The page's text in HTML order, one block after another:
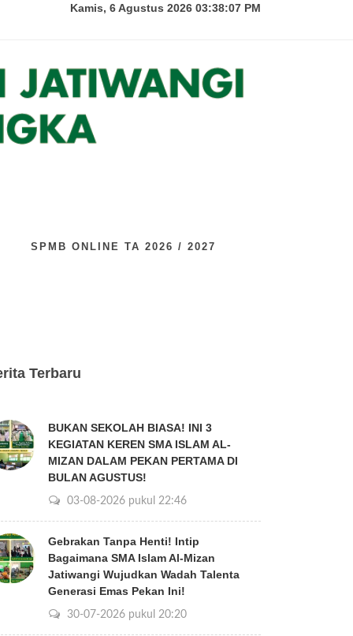
Kamis, 6 Agustus 2026 03:38:08 PM
SPMB ONLINE TA 2026 / 2027
Terbaru
BUKAN SEKOLAH BIASA! INI 3
KEGIATAN KEREN SMA ISLAM AL-
MIZAN DALAM PEKAN PERTAMA DI
BULAN AGUSTUS!
03-08-2026 pukul 22:46
Gebrakan Tanpa Henti! Intip
Bagaimana SMA Islam Al-Mizan
Jatiwangi Wujudkan Wadah Talenta
Generasi Emas Pekan Ini!
30-07-2026 pukul 20:20